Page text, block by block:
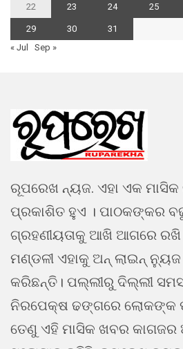
22 23 24 25
29 30
31
« Jul
Sep »
ରୂପରେଖ ନ୍ୟଜ. ଏହା ଏକ
ପ୍ରକାଶିତ ହୁଏ । ପାଠକଙ୍କର
ଗ୍ରହଣୀୟତାକୁ ଆଖି ଆଗରେ
ମଣ୍ଡଳୀ ଏହାକୁ ଅନ୍ ଲାଇନ୍ ନ୍ୟୁଜ
କରିଛନ୍ତି। ପଲ୍ଲୀରୁ ଦିଲ୍ଲୀ
ନିରପେକ୍ଷ ଢଙ୍ଗରେ ଲୋକଙ୍କ
ତେଣୁ ଏହି ମାସିକ ଖବର